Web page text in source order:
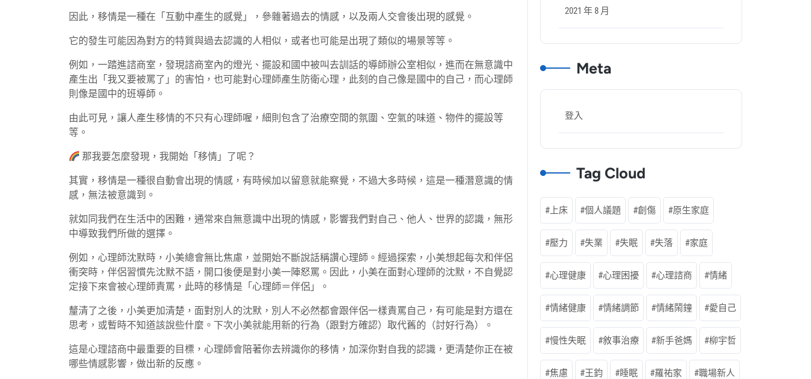
因此，移情是一種在「互動中產生的感覺」，參雜著過去的情感，以及兩人交會後出現的感覺。
它的發生可能因為對方的特質與過去認識的人相似，或者也可能是出現了類似的場景等等。
例如，一踏進諮商室，發現諮商室內的燈光、擺設和國中被叫去訓話的導師辦公室相似，進而在無意識中
產生出「我又要被罵了」的害怕，也可能對心理師產生防衛心理，此刻的自己像是國中的自己，而心理師
則像是國中的班導師。
由此可見，讓人產生移情的不只有心理師喔，細則包含了治療空間的氛圍、空氣的味道、物件的擺設等
等。
那我要怎麼發現，我開始「移情」了呢？
其實，移情是一種很自動會出現的情感，有時候加以留意就能察覺，不過大多時候，這是一種潛意識的情
感，無法被意識到。
就如同我們在生活中的困難，通常來自無意識中出現的情感，影響我們對自己、他人、世界的認識，無形
中導致我們所做的選擇。
例如，心理師沈默時，小美總會無比焦慮，並開始不斷說話稱讚心理師。經過探索，小美想起每次和伴侶
衝突時，伴侶習慣先沈默不語，開口後便是對小美一陣怒罵。因此，小美在面對心理師的沈默，不自覺認
定接下來會被心理師責罵，此時的移情是「心理師＝伴侶」。
釐清了之後，小美更加清楚，面對別人的沈默，別人不必然都會跟伴侶一樣責罵自己，有可能是對方還在
思考，或暫時不知道該說些什麼。下次小美就能用新的行為（跟對方確認）取代舊的（討好行為）。
這是心理諮商中最重要的目標，心理師會陪著你去辨識你的移情，加深你對自我的認識，更清楚你正在被
哪些情感影響，做出新的反應。
2021 年 8 月
Meta
登入
Tag Cloud
上床 個人議題 創傷 原生家庭
壓力 失業 失眠 失落 家庭
心理健康 心理困擾 心理諮商 情緒
情緒健康 情緒調節 情緒鬧鐘 愛自己
慢性失眠 敘事治療 新手爸媽 柳宇哲
焦慮 王鈞 睡眠 羅祐家 職場新人